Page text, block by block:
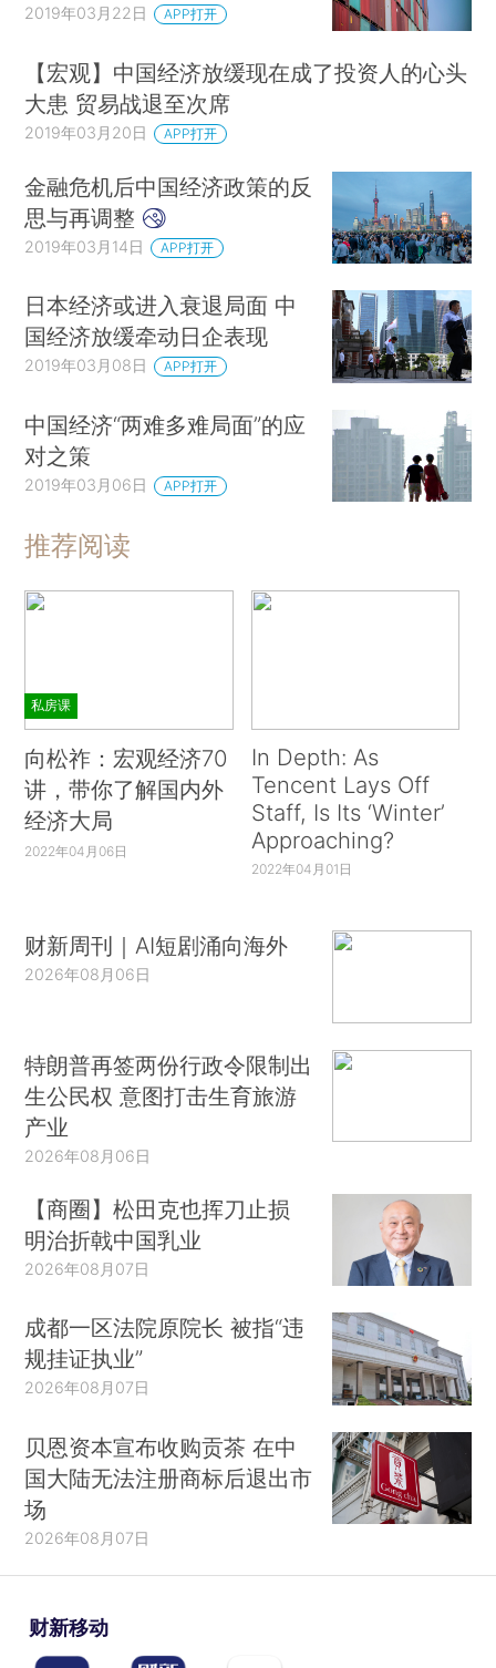
2019年03月22日 APP打开
【宏观】中国经济放缓现在成了投资人的心头
大患 贸易战退至次席
2019年03月20日 APP打开
金融危机后中国经济政策的反
思与再调整
2019年03月14日 APP打开
日本经济或进入衰退局面 中
国经济放缓牵动日企表现
2019年03月08日 APP打开
中国经济“两难多难局面”的应
对之策
2019年03月06日 APP打开
推荐阅读
私房课
向松祚：宏观经济70
讲，带你了解国内外
经济大局
2022年04月06日
In Depth: As
Tencent Lays Off
Staff, Is Its ‘Winter’
Approaching?
2022年04月01日
财新周刊｜AI短剧涌向海外
2026年08月06日
特朗普再签两份行政令限制出
生公民权 意图打击生育旅游
产业
2026年08月06日
【商圈】松田克也挥刀止损
明治折戟中国乳业
2026年08月07日
成都一区法院原院长 被指“违
规挂证执业”
2026年08月07日
贝恩资本宣布收购贡茶 在中
国大陆无法注册商标后退出市
场
2026年08月07日
财新移动